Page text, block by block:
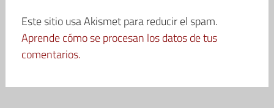
Este sitio usa Akismet para reducir el spam.
Aprende cómo se procesan los datos de tus
comentarios.